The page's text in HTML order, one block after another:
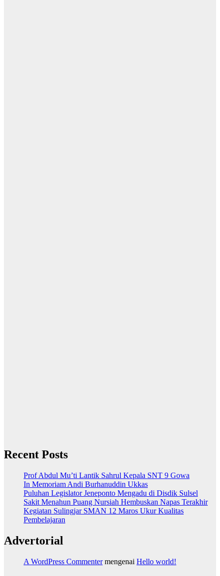
Recent Posts
Prof Abdul Mu’ti Lantik Sahrul Kepala SNT 9 Gowa
In Memoriam Andi Burhanuddin Ukkas
Puluhan Legislator Jeneponto Mengadu di Disdik Sulsel
Sakit Menahun Puang Nursiah Hembuskan Napas Terakhir
Kegiatan Sulingjar SMAN 12 Maros Ukur Kualitas
Pembelajaran
Advertorial
A WordPress Commentermengenai Hello world!